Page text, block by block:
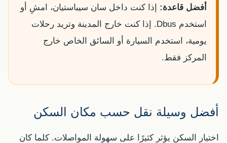
أفضل قاعدة: إذا كنت داخل سان سيباستيان، امشِ أو
استخدم Dbus. إذا كنت خارج المدينة وتريد رحلات
يومية، استخدم السيارة أو السائق الخاص خارج
المركز فقط.
أفضل وسيلة نقل حسب مكان السكن
اختيار السكن يؤثر كثيرًا على سهولة المواصلات. كلما كان